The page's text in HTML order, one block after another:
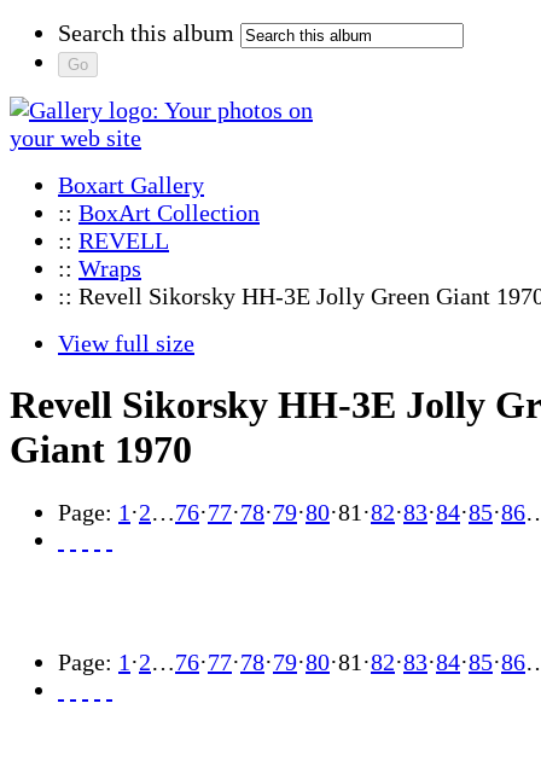
Search this album
Boxart Gallery
:: BoxArt Collection
:: REVELL
:: Wraps
:: Revell Sikorsky HH-3E Jolly Green Giant
View full size
Revell Sikorsky HH-3E Jolly
Giant 1970
Page: 1 ·2…76·77·78·79·80·81 ·82·83·84·85·86
Page: 1 ·2…76·77·78·79·80·81 ·82·83·84·85·86